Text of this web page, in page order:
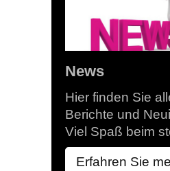
News
Hier finden Sie
Berichte und
Viel Spaß beim
Erfahren Sie